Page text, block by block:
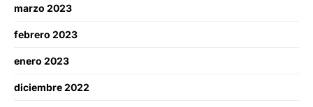
marzo 2023
febrero 2023
enero 2023
diciembre 2022